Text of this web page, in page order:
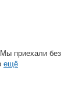
приехали без
ещё